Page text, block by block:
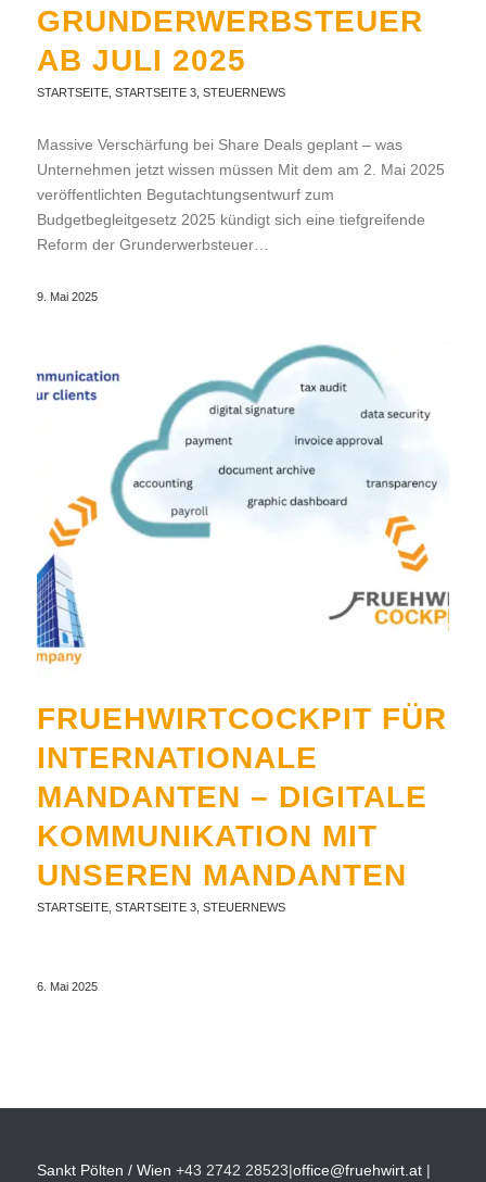
GRUNDERWERBSTEUER
AB JULI 2025
STARTSEITE, STARTSEITE 3, STEUERNEWS
Massive Verschärfung bei Share Deals geplant – was
Unternehmen jetzt wissen müssen Mit dem am 2. Mai 2025
veröffentlichten Begutachtungsentwurf zum
Budgetbegleitgesetz 2025 kündigt sich eine tiefgreifende
Reform der Grunderwerbsteuer…
9. Mai 2025
FRUEHWIRTCOCKPIT FÜR
INTERNATIONALE
MANDANTEN – DIGITALE
KOMMUNIKATION MIT
UNSEREN MANDANTEN
STARTSEITE, STARTSEITE 3, STEUERNEWS
6. Mai 2025
Sankt Pölten / Wien +43 2742 28523|office@fruehwirt.at|